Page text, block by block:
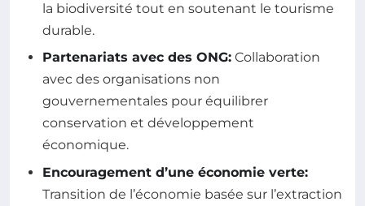
la biodiversité tout en soutenant le tourisme
durable.
Partenariats avec des ONG: Collaboration
avec des organisations non
gouvernementales pour équilibrer
conservation et développement
économique.
Encouragement d’une économie verte:
Transition de l’économie basée sur l’extraction